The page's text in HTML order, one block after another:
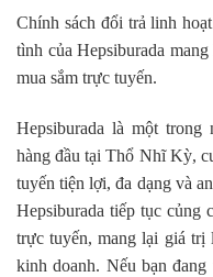
Chính sách đổi trả linh
tình của Hepsiburada
mua sắm trực tuyến.
Hepsiburada là một
hàng đầu tại Thổ Nhĩ Kỳ,
tuyến tiện lợi, đa dạng và
Hepsiburada tiếp tục củng
trực tuyến, mang lại giá trị
kinh doanh. Nếu bạn